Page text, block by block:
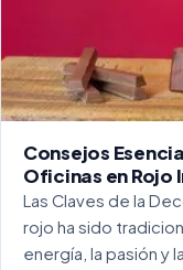
Consejos
Oficinas en Rojo
Las Claves de la
rojo ha sido
energía, la pasión y